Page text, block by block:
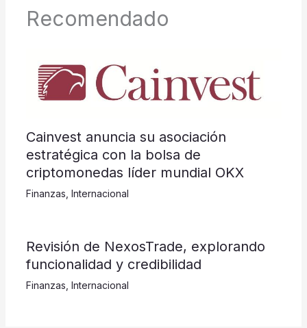
Recomendado
Cainvest anuncia su asociación
estratégica con la bolsa de
criptomonedas líder mundial OKX
Finanzas Internacional
Revisión de NexosTrade, explorando
funcionalidad y credibilidad
Finanzas Internacional